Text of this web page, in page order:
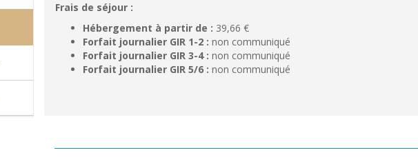
Frais de séjour :
Hébergement à partir de : 39,66 €
Forfait journalier GIR 1-2 : non communiqué
Forfait journalier GIR 3-4 : non communiqué
Forfait journalier GIR 5/6 : non communiqué